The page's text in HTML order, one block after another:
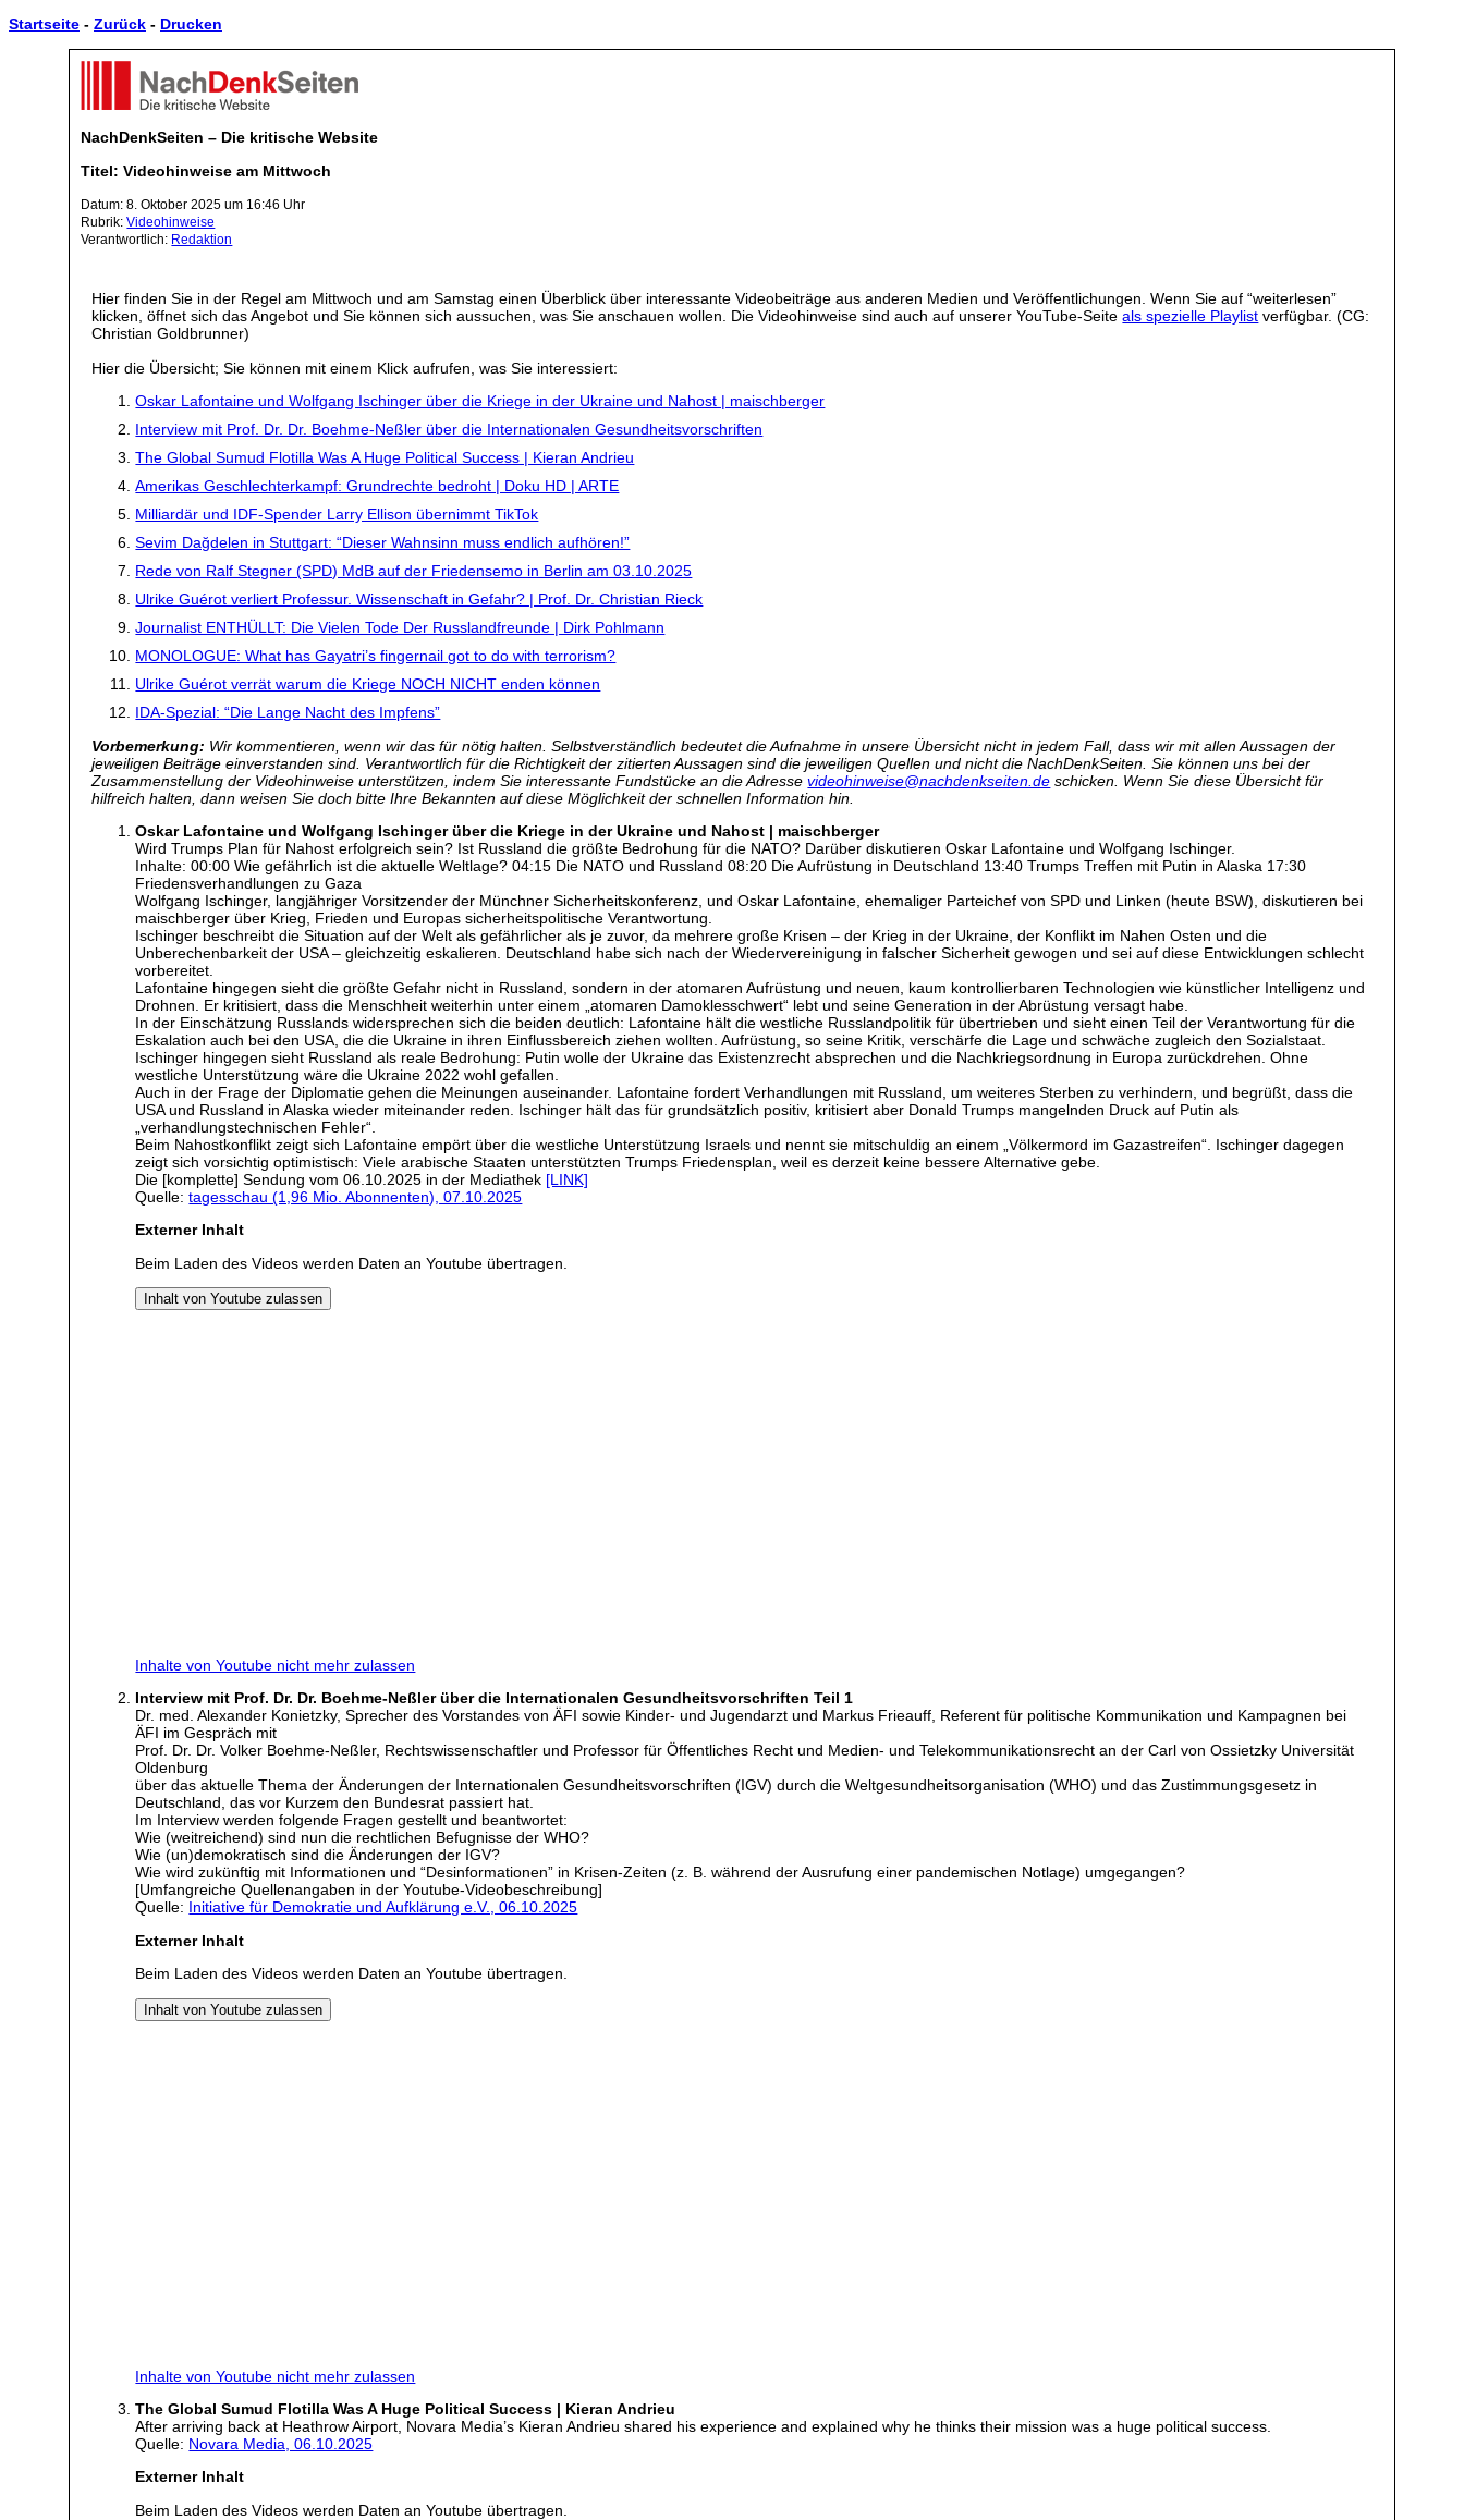
Startseite - Zurück - Drucken
NachDenkSeiten – Die kritische Website
Titel: Videohinweise am Mittwoch
Datum: 8. Oktober 2025 um 16:46 Uhr
Rubrik:Videohinweise
Verantwortlich: Redaktion
Hier finden Sie in der Regel am Mittwoch und am Samstag einen Überblick über interessante Videobeiträge aus anderen Medien und Veröffentlichungen. Wenn Sie auf “weiterlesen”
klicken, öffnet sich das Angebot und Sie können sich aussuchen, was Sie anschauen wollen. Die Videohinweise sind auch auf unserer YouTube-Seiteals spezielle Playlist verfügbar. (CG:
Christian Goldbrunner)
Hier die Übersicht; Sie können mit einem Klick aufrufen, was Sie interessiert:
Oskar Lafontaine und Wolfgang Ischinger über die Kriege in der Ukraine und Nahost | maischberger
Interview mit Prof. Dr. Dr. Boehme-Neßler über die Internationalen Gesundheitsvorschriften
The Global Sumud Flotilla Was A Huge Political Success | Kieran Andrieu
Amerikas Geschlechterkampf: Grundrechte bedroht | Doku HD | ARTE
Milliardär und IDF-Spender Larry Ellison übernimmt TikTok
Sevim Dağdelen in Stuttgart: “Dieser Wahnsinn muss endlich aufhören!”
Rede von Ralf Stegner (SPD) MdB auf der Friedensemo in Berlin am 03.10.2025
Ulrike Guérot verliert Professur. Wissenschaft in Gefahr? | Prof. Dr. Christian Rieck
Journalist ENTHÜLLT: Die Vielen Tode Der Russlandfreunde | Dirk Pohlmann
MONOLOGUE: What has Gayatri’s fingernail got to do with terrorism?
Ulrike Guérot verrät warum die Kriege NOCH NICHT enden können
IDA-Spezial: “Die Lange Nacht des Impfens”
Vorbemerkung: Wir kommentieren, wenn wir das für nötig halten. Selbstverständlich bedeutet die Aufnahme in unsere Übersicht nicht in jedem Fall, dass wir mit allen Aussagen der
jeweiligen Beiträge einverstanden sind. Verantwortlich für die Richtigkeit der zitierten Aussagen sind die jeweiligen Quellen und nicht die NachDenkSeiten. Sie können uns bei der
Zusammenstellung der Videohinweise unterstützen, indem Sie interessante Fundstücke an die Adressevideohinweise@nachdenkseiten.de schicken. Wenn Sie diese Übersicht für
hilfreich halten, dann weisen Sie doch bitte Ihre Bekannten auf diese Möglichkeit der schnellen Information hin.
Oskar Lafontaine und Wolfgang Ischinger über die Kriege in der Ukraine und Nahost | maischberger
Wird Trumps Plan für Nahost erfolgreich sein? Ist Russland die größte Bedrohung für die NATO? Darüber diskutieren Oskar Lafontaine und Wolfgang Ischinger.
Inhalte: 00:00 Wie gefährlich ist die aktuelle Weltlage? 04:15 Die NATO und Russland 08:20 Die Aufrüstung in Deutschland 13:40 Trumps Treffen mit Putin in Alaska 17:30
Friedensverhandlungen zu Gaza
Wolfgang Ischinger, langjähriger Vorsitzender der Münchner Sicherheitskonferenz, und Oskar Lafontaine, ehemaliger Parteichef von SPD und Linken (heute BSW), diskutieren bei
maischberger über Krieg, Frieden und Europas sicherheitspolitische Verantwortung.
Ischinger beschreibt die Situation auf der Welt als gefährlicher als je zuvor, da mehrere große Krisen – der Krieg in der Ukraine, der Konflikt im Nahen Osten und die
Unberechenbarkeit der USA – gleichzeitig eskalieren. Deutschland habe sich nach der Wiedervereinigung in falscher Sicherheit gewogen und sei auf diese Entwicklungen schlecht
vorbereitet.
Lafontaine hingegen sieht die größte Gefahr nicht in Russland, sondern in der atomaren Aufrüstung und neuen, kaum kontrollierbaren Technologien wie künstlicher Intelligenz und
Drohnen. Er kritisiert, dass die Menschheit weiterhin unter einem „atomaren Damoklesschwert“ lebt und seine Generation in der Abrüstung versagt habe.
In der Einschätzung Russlands widersprechen sich die beiden deutlich: Lafontaine hält die westliche Russlandpolitik für übertrieben und sieht einen Teil der Verantwortung für die
Eskalation auch bei den USA, die die Ukraine in ihren Einflussbereich ziehen wollten. Aufrüstung, so seine Kritik, verschärfe die Lage und schwäche zugleich den Sozialstaat.
Ischinger hingegen sieht Russland als reale Bedrohung: Putin wolle der Ukraine das Existenzrecht absprechen und die Nachkriegsordnung in Europa zurückdrehen. Ohne
westliche Unterstützung wäre die Ukraine 2022 wohl gefallen.
Auch in der Frage der Diplomatie gehen die Meinungen auseinander. Lafontaine fordert Verhandlungen mit Russland, um weiteres Sterben zu verhindern, und begrüßt, dass die
USA und Russland in Alaska wieder miteinander reden. Ischinger hält das für grundsätzlich positiv, kritisiert aber Donald Trumps mangelnden Druck auf Putin als
„verhandlungstechnischen Fehler“.
Beim Nahostkonflikt zeigt sich Lafontaine empört über die westliche Unterstützung Israels und nennt sie mitschuldig an einem „Völkermord im Gazastreifen“. Ischinger dagegen
zeigt sich vorsichtig optimistisch: Viele arabische Staaten unterstützten Trumps Friedensplan, weil es derzeit keine bessere Alternative gebe.
Die [komplette] Sendung vom 06.10.2025 in der Mediathek [LINK]
Quelle:tagesschau (1,96 Mio. Abonnenten), 07.10.2025
Externer Inhalt
Beim Laden des Videos werden Daten an Youtube übertragen.
Inhalt von Youtube zulassen
Inhalte von Youtube nicht mehr zulassen
Interview mit Prof. Dr. Dr. Boehme-Neßler über die Internationalen Gesundheitsvorschriften Teil 1
Dr. med. Alexander Konietzky, Sprecher des Vorstandes von ÄFI sowie Kinder- und Jugendarzt und Markus Frieauff, Referent für politische Kommunikation und Kampagnen bei
ÄFI im Gespräch mit
Prof. Dr. Dr. Volker Boehme-Neßler, Rechtswissenschaftler und Professor für Öffentliches Recht und Medien- und Telekommunikationsrecht an der Carl von Ossietzky Universität
Oldenburg
über das aktuelle Thema der Änderungen der Internationalen Gesundheitsvorschriften (IGV) durch die Weltgesundheitsorganisation (WHO) und das Zustimmungsgesetz in
Deutschland, das vor Kurzem den Bundesrat passiert hat.
Im Interview werden folgende Fragen gestellt und beantwortet:
Wie (weitreichend) sind nun die rechtlichen Befugnisse der WHO?
Wie (un)demokratisch sind die Änderungen der IGV?
Wie wird zukünftig mit Informationen und “Desinformationen” in Krisen-Zeiten (z. B. während der Ausrufung einer pandemischen Notlage) umgegangen?
[Umfangreiche Quellenangaben in der Youtube-Videobeschreibung]
Quelle: Initiative für Demokratie und Aufklärung e.V., 06.10.2025
Externer Inhalt
Beim Laden des Videos werden Daten an Youtube übertragen.
Inhalt von Youtube zulassen
Inhalte von Youtube nicht mehr zulassen
The Global Sumud Flotilla Was A Huge Political Success | Kieran Andrieu
After arriving back at Heathrow Airport, Novara Media’s Kieran Andrieu shared his experience and explained why he thinks their mission was a huge political success.
Quelle: Novara Media, 06.10.2025
Externer Inhalt
Beim Laden des Videos werden Daten an Youtube übertragen.